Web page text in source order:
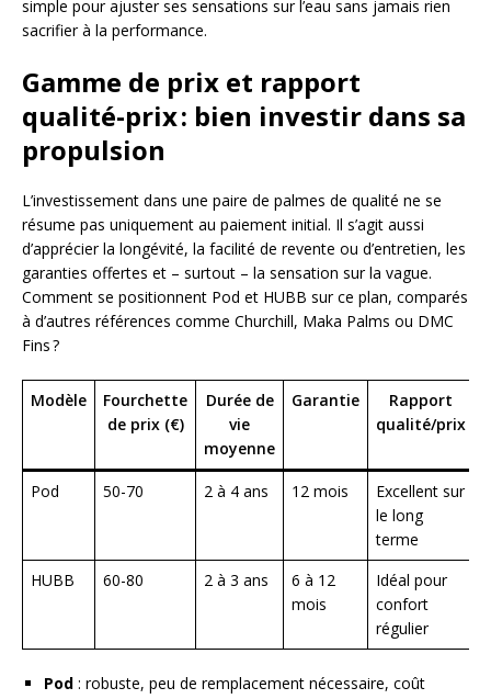
simple pour ajuster ses sensations sur l’eau sans jamais rien
sacrifier à la performance.
Gamme de prix et rapport
qualité-prix : bien investir dans sa
propulsion
L’investissement dans une paire de palmes de qualité ne se
résume pas uniquement au paiement initial. Il s’agit aussi
d’apprécier la longévité, la facilité de revente ou d’entretien, les
garanties offertes et – surtout – la sensation sur la vague.
Comment se positionnent Pod et HUBB sur ce plan, comparés
à d’autres références comme Churchill, Maka Palms ou DMC
Fins ?
Modèle
Fourchette
de prix (€)
Durée de
vie
moyenne
Garantie
Rapport
qualité/prix
Pod 50-70 2 à 4 ans 12 mois
Excellent sur
le long
terme
HUBB
60-80 2 à 3 ans
6 à 12
mois
Idéal pour
confort
régulier
Pod : robuste, peu de remplacement nécessaire, coût